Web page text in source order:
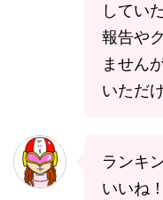
してい
報告や
ません
いただ
ランキ
いいね